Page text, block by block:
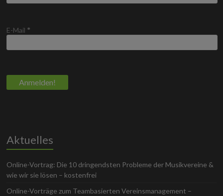
E-Mail *
Aktuelles
Online-Vortrag: Die 10 dringendsten Probleme der Musikvereine &
wie wir sie lösen – kostenfrei
Online-Vorträge zum Teambasierten Vereinsmanagement –